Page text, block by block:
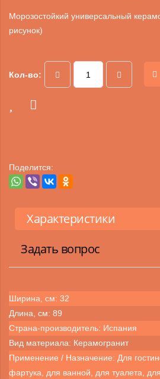
Морозостойкий универсальный
рисунок)
Кол-во:
Поделится:
Характеристики
Задать вопрос
Ширина, см: 32
Длина, см: 89
Страна-производитель: Испания
Вид материала: Керамогранит
Применение / Назначение: Для
фартука, для ванной, для туалета,